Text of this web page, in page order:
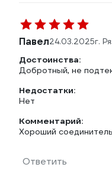
Павел24.03.2025г.
Достоинства:
Добротный, не
Недостатки:
Нет
Комментарий:
Хороший соединитель
Ответить